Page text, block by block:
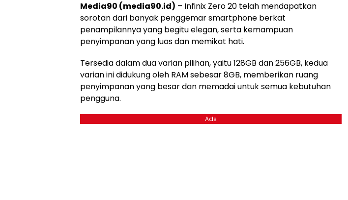
Media90 (media90.id) – Infinix Zero 20 telah mendapatkan
sorotan dari banyak penggemar smartphone berkat
penampilannya yang begitu elegan, serta kemampuan
penyimpanan yang luas dan memikat hati.
Tersedia dalam dua varian pilihan, yaitu 128GB dan 256GB, kedua
varian ini didukung oleh RAM sebesar 8GB, memberikan ruang
penyimpanan yang besar dan memadai untuk semua kebutuhan
pengguna.
Ads